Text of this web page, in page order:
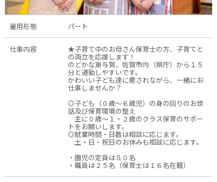
雇用形態 パート
仕事内容
★子育て中のお母さん保育士の方、子育てと
の両立を応援します！
のどかな東与賀、佐賀市内（県庁）から１５
分と通勤しやすいです。
かわいい子ども達に癒されながら、一緒にお
仕事しませんか？
◎子ども（０歳～６歳児）の身の回りのお世
話及び保育環境の整え
主に０歳～１・２歳のクラス保育のサポー
トをお願いします。
◎就業時間・日数は相談に応じます。
土・日・祝日のお休みも相談に応じます。
・園児の定員は８０名
・職員は２５名（保育士は１６名在籍）